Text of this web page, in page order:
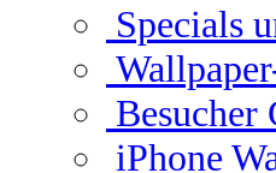
Specials
Besucher
iPhone